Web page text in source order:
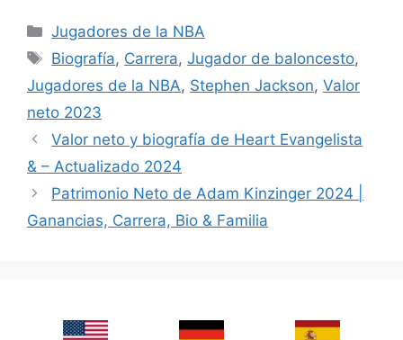
Categories
Jugadores de la NBA
Tags
Biografía, Carrera,Jugador de baloncesto,
Jugadores de la NBA, Stephen Jackson, Valor
neto 2023
Valor neto y biografía de Heart Evangelista
& – Actualizado 2024
Patrimonio Neto de Adam Kinzinger 2024 |
Ganancias, Carrera, Bio & Familia